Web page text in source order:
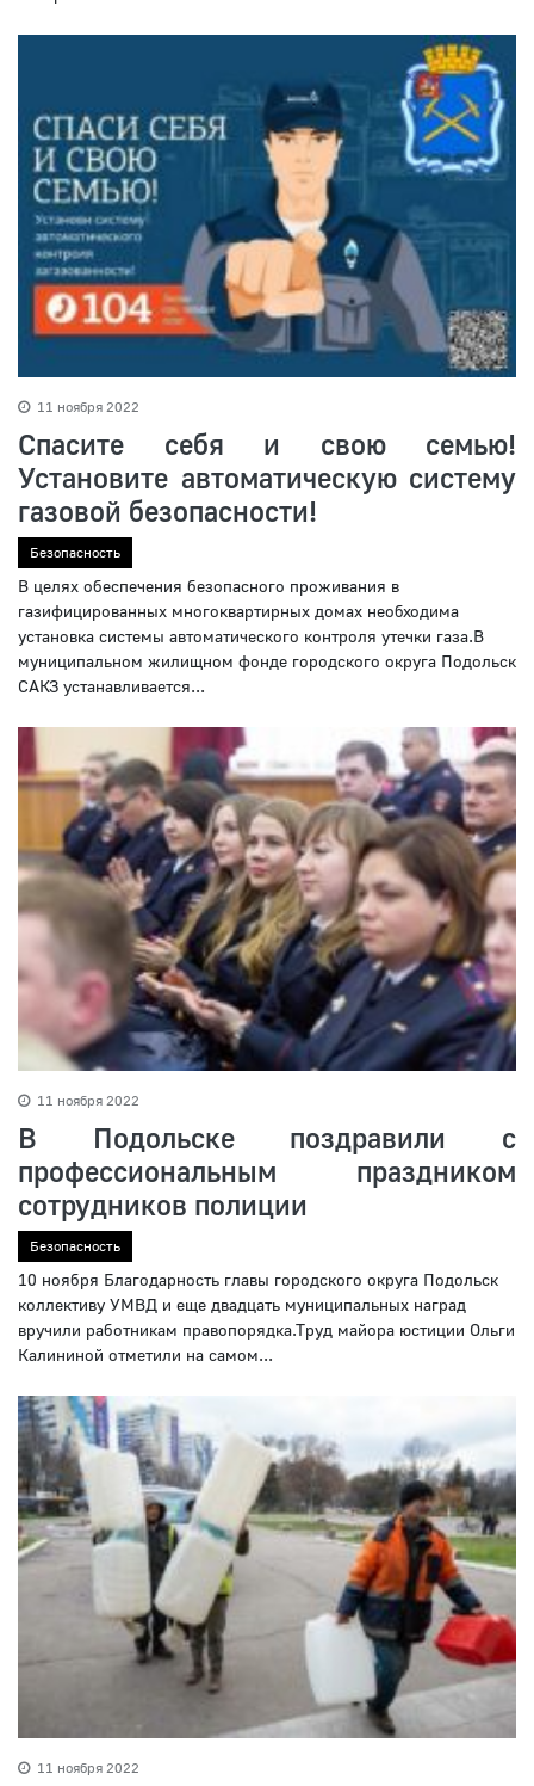
11 ноября 2022
Спасите себя и свою семью!
Установите автоматическую систему
газовой безопасности!
Безопасность
В целях обеспечения безопасного проживания в
газифицированных многоквартирных домах необходима
установка системы автоматического контроля утечки газа.В
муниципальном жилищном фонде городского округа Подольск
САКЗ устанавливается...
11 ноября 2022
В Подольске поздравили с
профессиональным праздником
сотрудников полиции
Безопасность
10 ноября Благодарность главы городского округа Подольск
коллективу УМВД и еще двадцать муниципальных наград
вручили работникам правопорядка.Труд майора юстиции Ольги
Калининой отметили на самом...
11 ноября 2022